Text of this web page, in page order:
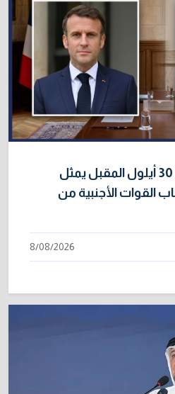
الزيدي يؤكد لماكرون: 30 أيلول المقبل يمثل
القوات الأجنبية من
8/08/2026